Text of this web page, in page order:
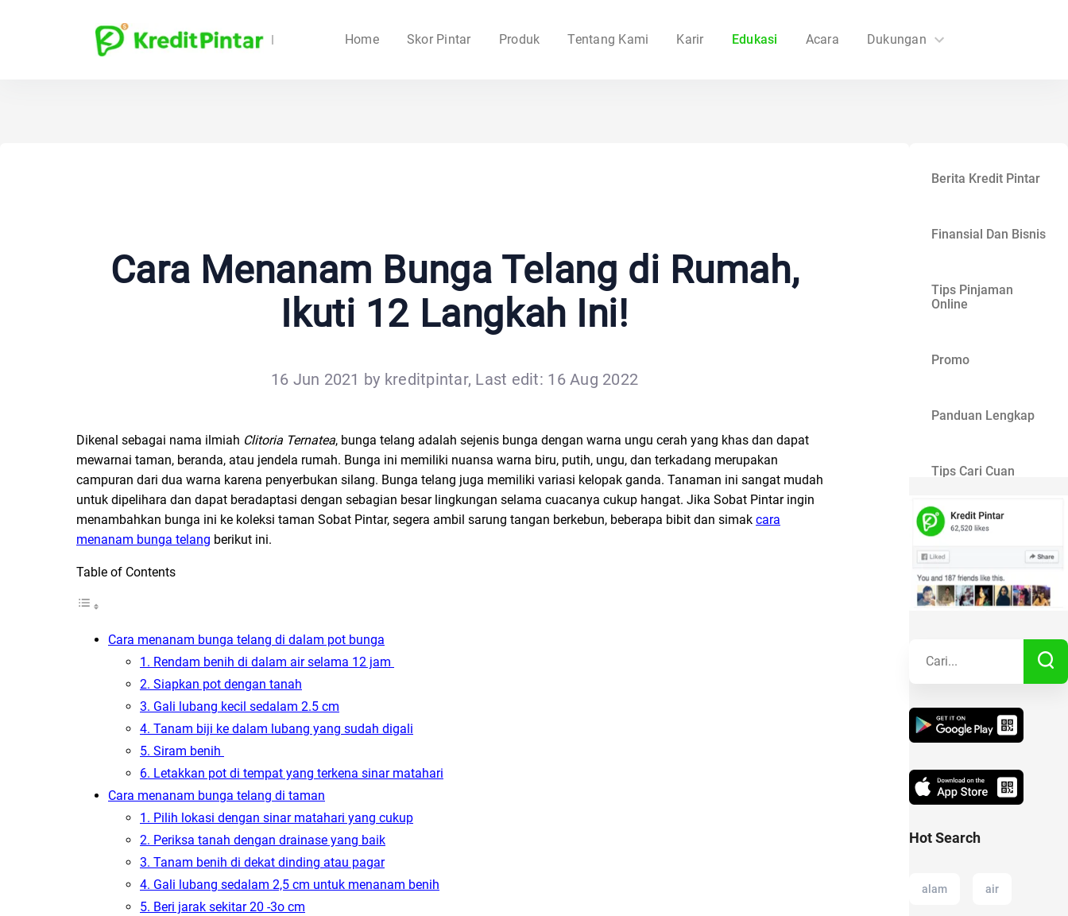
Home Skor Pintar Produk Tentang Kami Karir Edukasi Acara Dukungan
Cara Menanam Bunga Telang di Rumah,
Ikuti 12 Langkah Ini!
16 Jun 2021 by kreditpintar, Last edit: 16 Aug 2022
Dikenal sebagai nama ilmiah Clitoria Ternatea, bunga telang adalah sejenis bunga dengan warna ungu cerah yang khas dan dapat
mewarnai taman, beranda, atau jendela rumah. Bunga ini memiliki nuansa warna biru, putih, ungu, dan terkadang merupakan
campuran dari dua warna karena penyerbukan silang. Bunga telang juga memiliki variasi kelopak ganda. Tanaman ini sangat mudah
untuk dipelihara dan dapat beradaptasi dengan sebagian besar lingkungan selama cuacanya cukup hangat. Jika Sobat Pintar ingin
menambahkan bunga ini ke koleksi taman Sobat Pintar, segera ambil sarung tangan berkebun, beberapa bibit dan simak cara
menanam bunga telang berikut ini.
Table of Contents
Cara menanam bunga telang di dalam pot bunga
1. Rendam benih di dalam air selama 12 jam
2. Siapkan pot dengan tanah
3. Gali lubang kecil sedalam 2.5 cm
4. Tanam biji ke dalam lubang yang sudah digali
5. Siram benih
6. Letakkan pot di tempat yang terkena sinar matahari
Cara menanam bunga telang di taman
1. Pilih lokasi dengan sinar matahari yang cukup
2. Periksa tanah dengan drainase yang baik
3. Tanam benih di dekat dinding atau pagar
4. Gali lubang sedalam 2,5 cm untuk menanam benih
5. Beri jarak sekitar 20 -3o cm
Berita Kredit Pintar
Finansial Dan Bisnis
Tips Pinjaman
Online
Promo
Panduan Lengkap
Tips Cari Cuan
Gaya Hidup
Kisah Sukses
Hot Search
alam air